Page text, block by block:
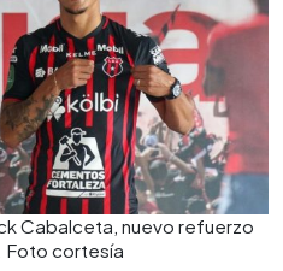
Cabalceta, nuevo refuerzo
Foto cortesía